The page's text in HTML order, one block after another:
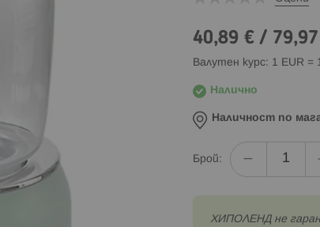
40,89 €/
Валутен курс: 1 EUR =
Налично
Наличност по
Брой:
XИПОЛЕНД не